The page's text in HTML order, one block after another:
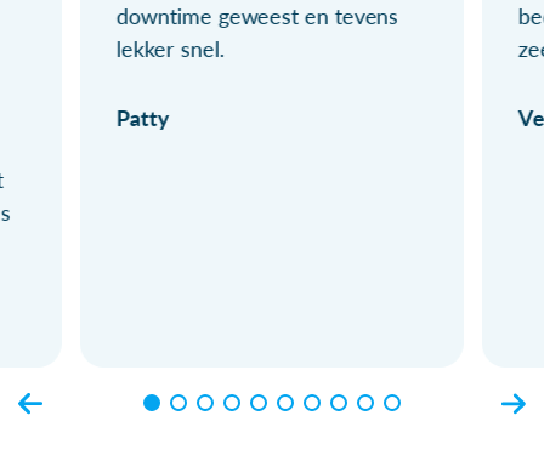
downtime geweest en tevens
lekker snel.
Patty